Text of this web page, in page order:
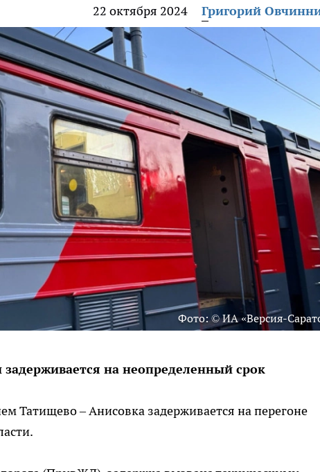
22 октября 2024 Григорий
Фото: © ИА «Версия-
задерживается на неопределенный срок
Татищево – Анисовка задерживается на перегоне